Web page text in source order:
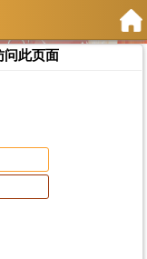
问此页面